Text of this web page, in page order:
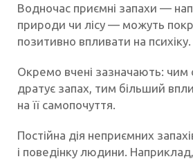
Водночас приємні запахи —
природи чи лісу — можуть
позитивно впливати на психіку.
Окремо вчені зазначають:
дратує запах, тим більший
на її самопочуття.
Постійна дія неприємних
і поведінку людини.